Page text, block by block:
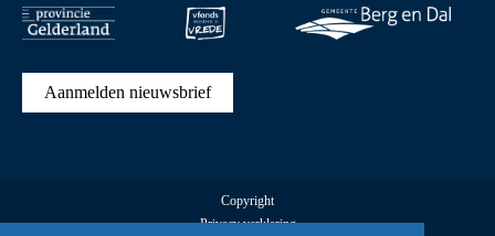
Aanmelden nieuwsbrief
Copyright
Privacy verklaring